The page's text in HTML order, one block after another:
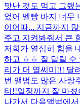
맛난 것도 먹고 그랬
었어 멜빵 바지 너무
이어따... 지금까지
주고 지켜봐줘서 큰
저희가 열심히 힘을
하고 ㅎㅎ 잘 달릴 수
리가 더 열씨미!!! 달
번 앨범도 많은 사랑
터!!일정까지 잘 마
나가서 다음앨범에